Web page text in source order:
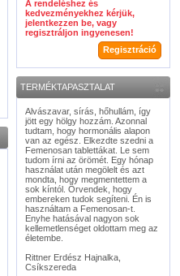
A rendeléshez és
kedvezményekhez kérjük,
jelentkezzen be, vagy
regisztráljon ingyenesen!
Regisztráció
TERMÉKTAPASZTALAT
Alvászavar, sírás, hőhullám, így
jött egy hölgy hozzám. Azonnal
tudtam, hogy hormonális alapon
van az egész. Elkezdte szedni a
Femenosan tablettákat. Le sem
tudom írni az örömét. Egy hónap
használat után megölelt és azt
mondta, hogy megmentettem a
sok kíntól. Örvendek, hogy
embereken tudok segíteni. Én is
használtam a Femenosan-t.
Enyhe hatásával nagyon sok
kellemetlenséget oldottam meg az
életembe.
Rittner Erdész Hajnalka,
Csíkszereda